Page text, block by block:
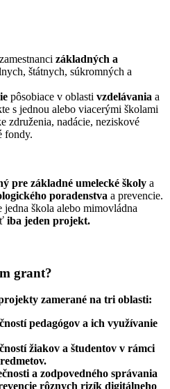
základných a
štátnych, súkromných a
pôsobiace v oblasti vzdelávania a
s jednou alebo viacerými školami
združenia, nadácie, neziskové
fondy.
pre základné umelecké školy a
poradenstva a prevencie.
škola alebo mimovládna
iba jeden projekt.
grant?
zamerané na tri oblasti:
pedagógov a ich využívanie
žiakov a študentov v rámci
a zodpovedného správania
rôznych rizík digitálneho